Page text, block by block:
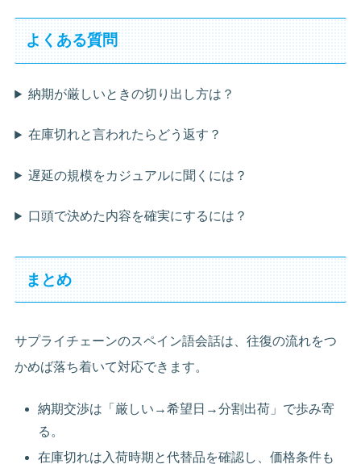
よくある質問
納期が厳しいときの切り出し方は？
在庫切れと言われたらどう返す？
遅延の規模をカジュアルに聞くには？
口頭で決めた内容を確実にするには？
まとめ
サプライチェーンのスペイン語会話は、往復の流れをつ
かめば落ち着いて対応できます。
納期交渉は「厳しい→希望日→分割出荷」で歩み寄
る。
在庫切れは入荷時期と代替品を確認し、価格条件も